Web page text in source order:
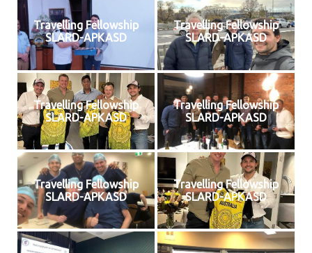
Travelling Fellowship
SLARD-APKASD
Travelling Fellowship
SLARD-APKASD
Travelling Fellowship
SLARD-APKASD
Travelling Fellowship
SLARD-APKASD
Travelling Fellowship
SLARD-APKASD
Travelling Fellowship
SLARD-APKASD